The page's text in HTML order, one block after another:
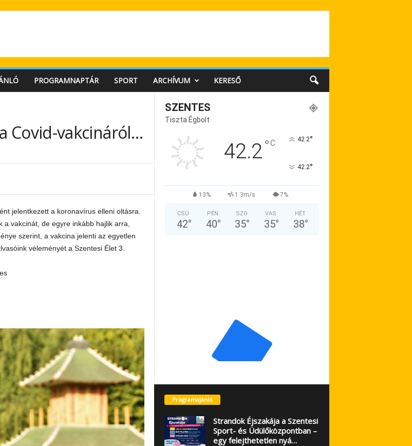
PROGRAMNAPTÁR SPORT ARCHÍVUM KERESŐ
Covid-vakcináról…
jelentkezett a koronavírus elleni oltásra.
vakcinát, de egyre inkább hajlik arra,
szerint, a vakcina jelenti az egyetlen
véleményét a Szentesi Élet 3.
SZENTES
Tiszta Égbolt
42.2°C 42.2°
42.2°
13% 1.3m/s 7%
CSÜ
42°
PÉN
40°
SZO
35°
VAS
35°
HÉT
38°
Programajánló
Strandok Éjszakája a Szentesi
Sport- és Üdülőközpontban –
egy felejthetetlen nyá…